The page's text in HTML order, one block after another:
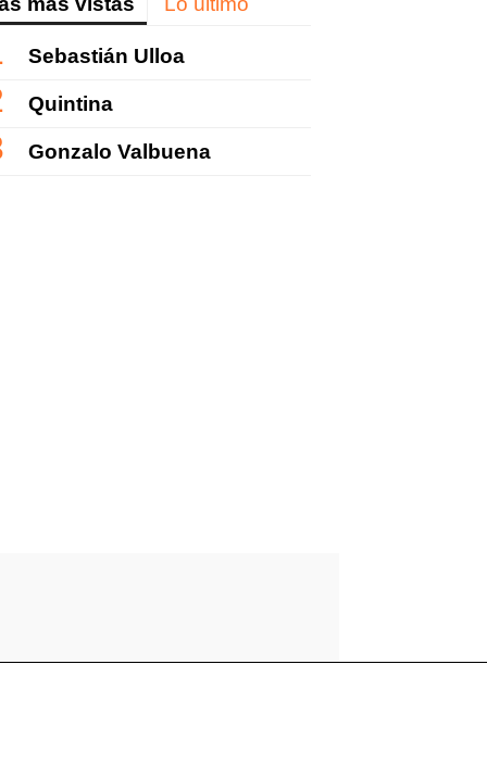
Sebastián Ulloa
Quintina
Gonzalo Valbuena